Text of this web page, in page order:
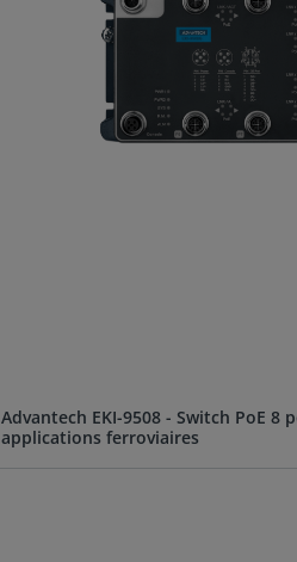
Advantech EKI-9508 - Switch PoE 8
applications ferroviaires